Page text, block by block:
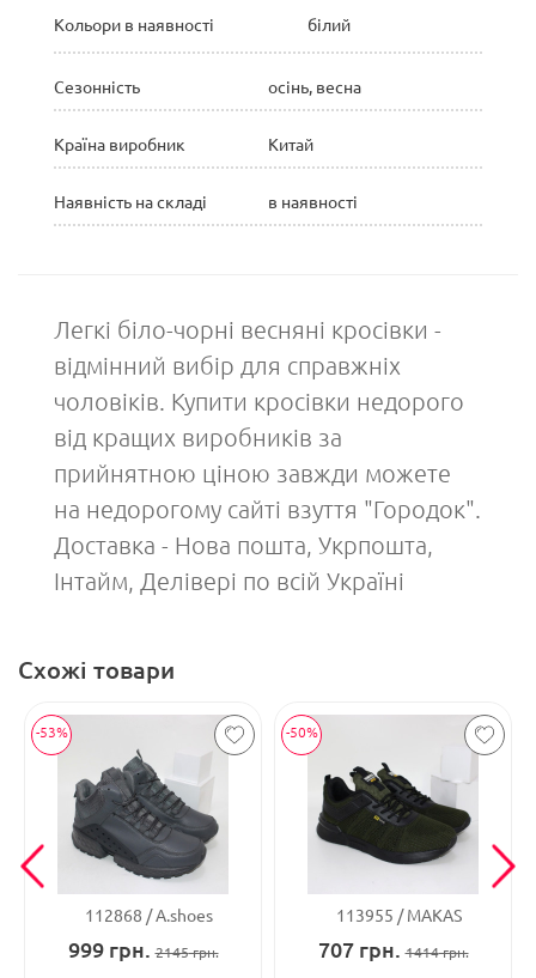
Кольори в наявності білий
Сезонність осінь, весна
Країна виробник Китай
Наявність на складі в наявності
Легкі біло-чорні весняні кросівки -
відмінний вибір для справжніх
чоловіків. Купити кросівки недорого
від кращих виробників за
прийнятною ціною завжди можете
на недорогому сайті взуття "Городок".
Доставка - Нова пошта, Укрпошта,
Інтайм, Делівері по всій Україні
Схожі товари
-53%
112868 A.shoes
999грн. 2145грн.
-50%
113955 MAKAS
707грн. 1414грн.